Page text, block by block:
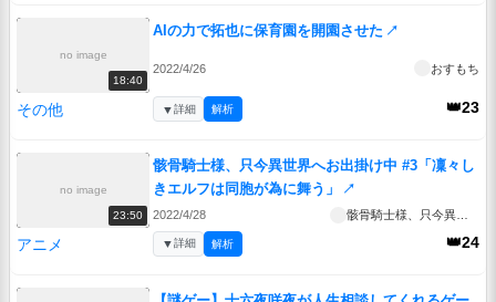
no image
18:40
AIの力で拓也に保育園を開園させた ↗
2022/4/26 おすもち
その他 👑23
▼詳細 解析
no image
23:50
骸骨騎士様、只今異世界へお出掛け中 #3「凜々し
きエルフは同胞が為に舞う」
↗
2022/4/28
アニメ 👑24
▼詳細 解析